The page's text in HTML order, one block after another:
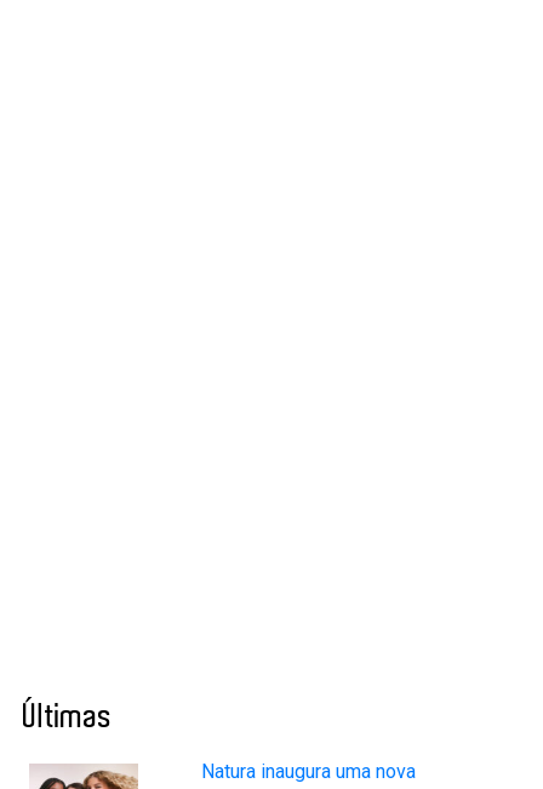
Últimas
Natura inaugura uma nova